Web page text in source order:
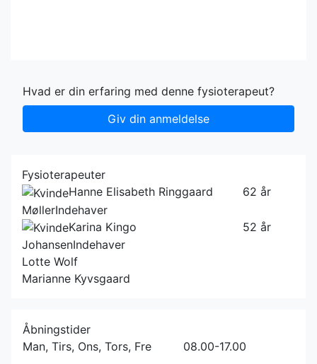
Hvad er din erfaring med denne fysioterapeut?
Giv din anmeldelse
Fysioterapeuter
Hanne Elisabeth Ringgaard
MøllerIndehaver
62 år
Karina Kingo
JohansenIndehaver
52 år
Lotte Wolf
Marianne Kyvsgaard
Åbningstider
Man, Tirs, Ons, Tors, Fre
08.00-17.00